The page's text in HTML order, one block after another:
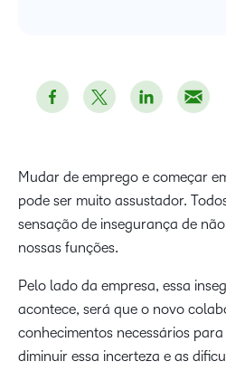
Mudar de emprego e começar
pode ser muito assustador.
sensação de insegurança de
nossas funções.
Pelo lado da empresa, essa
acontece, será que o novo
conhecimentos necessários
diminuir essa incerteza e as